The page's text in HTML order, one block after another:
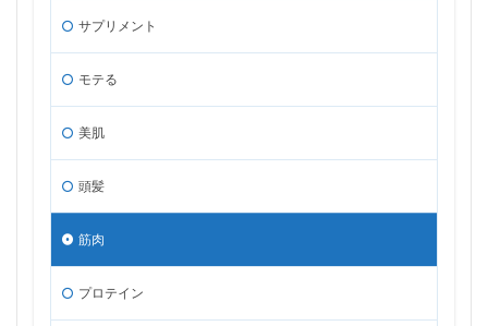
サプリメント
モテる
美肌
頭髪
筋肉
プロテイン